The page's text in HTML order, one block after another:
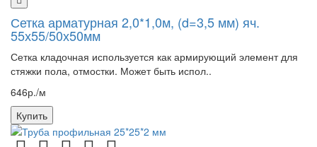
Сетка арматурная 2,0*1,0м, (d=3,5 мм) яч.
55х55/50х50мм
Сетка кладочная используется как армирующий элемент для
стяжки пола, отмостки. Может быть испол..
646р./м
Купить